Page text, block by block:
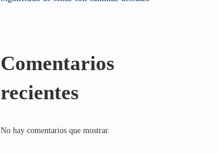
Comentarios
recientes
No hay comentarios que mostrar.